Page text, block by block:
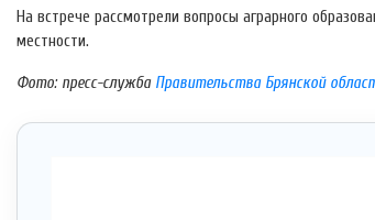
На встрече рассмотрели вопросы аграрного
местности.
Фото: пресс-служба Правительства Брянской